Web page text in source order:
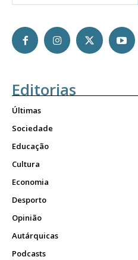
Editorias
Últimas
Sociedade
Educação
Cultura
Economia
Desporto
Opinião
Autárquicas
Podcasts